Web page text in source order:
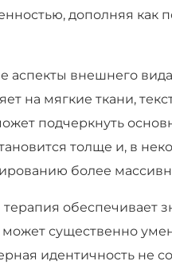
дополняя как
аспекты внешнего
на мягкие ткани,
подчеркнуть
толще и, в
более
обеспечивает
может существенно
идентичность не